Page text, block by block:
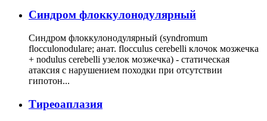
Cиндром флоккулонодулярный
Синдром флоккулонодулярный (syndromum
flocculonodulare; анат. flocculus cerebelli клочок мозжечка
+ nodulus cerebelli узелок мозжечка) - статическая
атаксия с нарушением походки при отсутствии
гипотон...
Тиреоаплазия